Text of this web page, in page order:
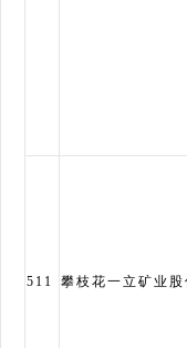
511 攀枝花一立矿业股